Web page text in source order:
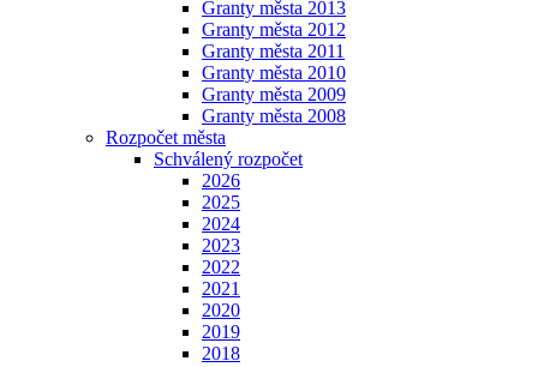
Granty města 2013
Granty města 2012
Granty města 2011
Granty města 2010
Granty města 2009
Granty města 2008
Rozpočet města
Schválený rozpočet
2026
2025
2024
2023
2022
2021
2020
2019
2018